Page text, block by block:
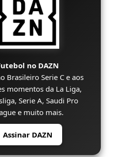
no DAZN
Brasileiro Serie C e aos
momentos da La Liga,
Serie A, Saudi Pro
e muito mais.
Assinar DAZN